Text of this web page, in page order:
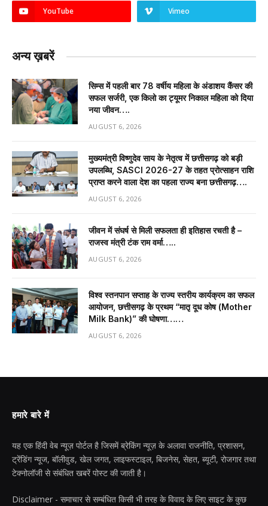
YouTube Vimeo
अन्य ख़बरें
सिम्स में पहली बार 78 वर्षीय महिला के अंडाशय कैंसर की
सफल सर्जरी, एक किलो का ट्यूमर निकाल महिला को दिया
नया जीवन….
AUGUST 6, 2026
मुख्यमंत्री विष्णुदेव साय के नेतृत्व में छत्तीसगढ़ को बड़ी
उपलब्धि, SASCI 2026-27 के तहत प्रोत्साहन राशि
प्राप्त करने वाला देश का पहला राज्य बना छत्तीसगढ़….
AUGUST 6, 2026
जीवन में संघर्ष से मिली सफलता ही इतिहास रचती है –
राजस्व मंत्री टंक राम वर्मा…..
AUGUST 6, 2026
विश्व स्तनपान सप्ताह के राज्य स्तरीय कार्यक्रम का सफल
आयोजन, छत्तीसगढ़ के प्रथम “मातृ दूध कोष (Mother
Milk Bank)” की घोषणा……
AUGUST 6, 2026
हमारे बारे में
यह एक हिंदी वेब न्यूज़ पोर्टल है जिसमें ब्रेकिंग न्यूज़ के अलावा राजनीति, प्रशासन,
ट्रेंडिंग न्यूज, बॉलीवुड, खेल जगत, लाइफस्टाइल, बिजनेस, सेहत, ब्यूटी, रोजगार तथा
टेक्नोलॉजी से संबंधित खबरें पोस्ट की जाती है।
Disclaimer - समाचार से सम्बंधित किसी भी तरह के विवाद के लिए साइट के कुछ